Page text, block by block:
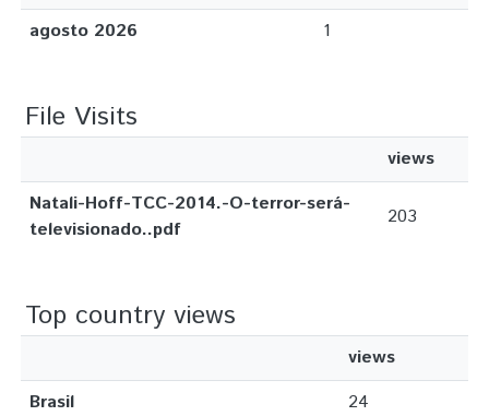
agosto 2026
1
File Visits
views
Natali-Hoff-TCC-2014.-O-terror-será-
televisionado..pdf
203
Top country views
views
Brasil
24